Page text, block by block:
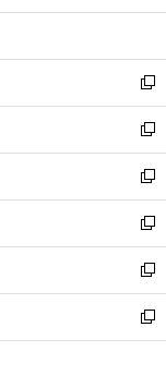
開
ウ
開
く
ン
ウ
で
開
く
ウ
ン
ド
ウ
で
開
く
新
し
い
ウ
ィ
ン
ド
ウ
で
開
く
新
し
い
ウ
ィ
ン
ド
ウ
で
開
新
し
い
ウ
ィ
ン
ド
ウ
新
し
い
ウ
ィ
ン
新
し
い
ウ
新
し